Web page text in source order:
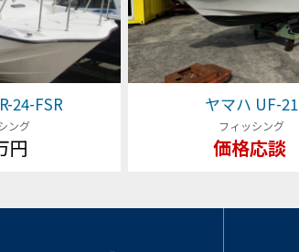
24-FSR
ング
円
ヤマハ UF-21
フィッシング
価格応談